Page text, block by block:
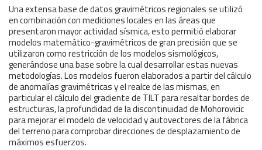
Una extensa base de datos gravimétricos regionales se utilizó
en combinación con mediciones locales en las áreas que
presentaron mayor actividad sísmica, esto permitió elaborar
modelos matemático-gravimétricos de gran precisión que se
utilizaron como restricción de los modelos sismológicos,
generándose una base sobre la cual desarrollar estas nuevas
metodologías. Los modelos fueron elaborados a partir del cálculo
de anomalías gravimétricas y el realce de las mismas, en
particular el cálculo del gradiente de TILT para resaltar bordes de
estructuras, la profundidad de la discontinuidad de Mohorovicic
para mejorar el modelo de velocidad y autovectores de la fábrica
del terreno para comprobar direcciones de desplazamiento de
máximos esfuerzos.